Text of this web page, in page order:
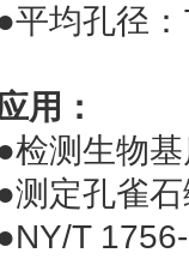
平均孔径
用：
检测生物
测定孔雀
NY/T